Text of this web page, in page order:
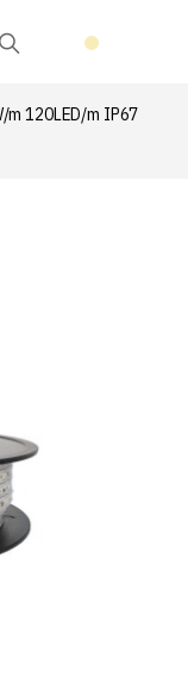
m 120LED/m IP67